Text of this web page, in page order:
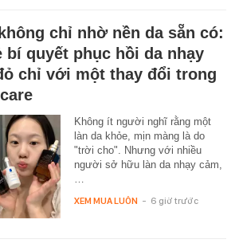
chỉ nhờ nền da sẵn có:
bí quyết phục hồi da nhạy
chỉ với một thay đổi trong
Không ít người nghĩ rằng một
làn da khỏe, mịn màng là do
"trời cho". Nhưng với nhiều
người sở hữu làn da nhạy cảm,
XEM MUA LUÔN - 6 giờ trước